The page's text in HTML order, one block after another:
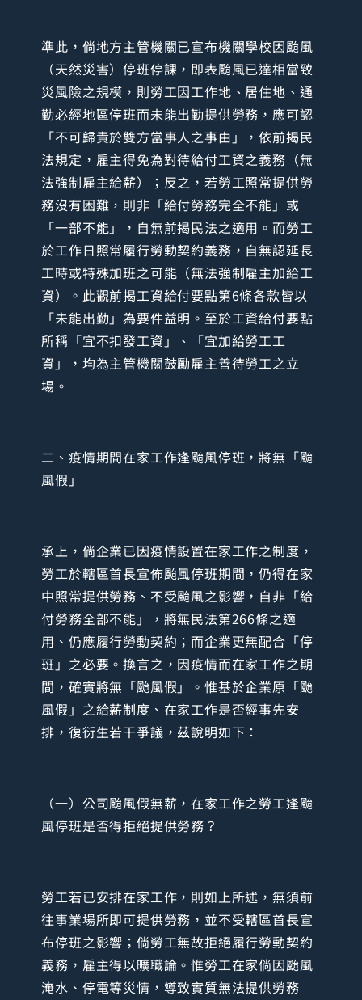
準此，倘地方主管機關已宣布機關學校因颱風
（天然災害）停班停課，即表颱風已達相當致
災風險之規模，則勞工因工作地、居住地、通
勤必經地區停班而未能出勤提供勞務，應可認
「不可歸責於雙方當事人之事由」，依前揭民
法規定，雇主得免為對待給付工資之義務（無
法強制雇主給薪）；反之，若勞工照常提供勞
務沒有困難，則非「給付勞務完全不能」或
「一部不能」，自無前揭民法之適用。而勞工
於工作日照常履行勞動契約義務，自無認延長
工時或特殊加班之可能（無法強制雇主加給工
資）。此觀前揭工資給付要點第6條各款皆以
「未能出勤」為要件益明。至於工資給付要點
所稱「宜不扣發工資」、「宜加給勞工工
資」，均為主管機關鼓勵雇主善待勞工之立
場。
二、疫情期間在家工作逢颱風停班，將無「颱
風假」
承上，倘企業已因疫情設置在家工作之制度，
勞工於轄區首長宣佈颱風停班期間，仍得在家
中照常提供勞務、不受颱風之影響，自非「給
付勞務全部不能」，將無民法第266條之適
用、仍應履行勞動契約；而企業更無配合「停
班」之必要。換言之，因疫情而在家工作之期
間，確實將無「颱風假」。惟基於企業原「颱
風假」之給薪制度、在家工作是否經事先安
排，復衍生若干爭議，茲說明如下：
（一）公司颱風假無薪，在家工作之勞工逢颱
風停班是否得拒絕提供勞務？
勞工若已安排在家工作，則如上所述，無須前
往事業場所即可提供勞務，並不受轄區首長宣
布停班之影響；倘勞工無故拒絕履行勞動契約
義務，雇主得以曠職論。惟勞工在家倘因颱風
淹水、停電等災情，導致實質無法提供勞務